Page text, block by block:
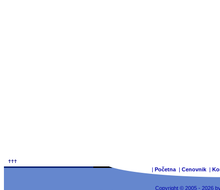
| Početna | Cenovnik |
Copyright © 2005 - 2026